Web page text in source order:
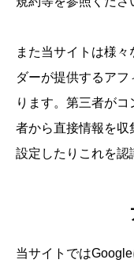
また当サイトは様
ダーが提供するア
ります。第三者が
者から直接情報を
設定したりこれを認
当サイトでは